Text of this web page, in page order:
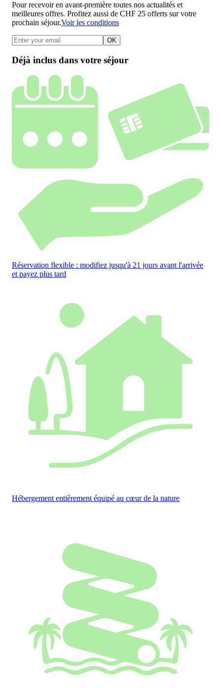
Pour recevoir en avant-première toutes nos actualités et
meilleures offres. Profitez aussi de CHF 25 offerts sur votre
prochain séjour.Voir les conditions
OK
Déjà inclus dans votre séjour
Réservation flexible : modifiez jusqu'à 21 jours avant l'arrivée
et payez plus tard
Hébergement entièrement équipé au cœur de la nature